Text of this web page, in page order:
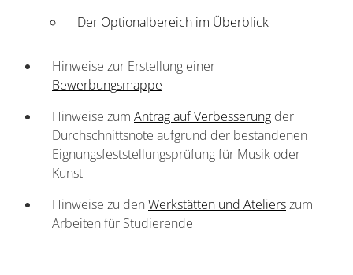
Der Optionalbereich im Überblick
Hinweise zur Erstellung einer
Bewerbungsmappe
Hinweise zum Antrag auf Verbesserung der
Durchschnittsnote aufgrund der bestandenen
Eignungsfeststellungsprüfung für Musik oder
Kunst
Hinweise zu den Werkstätten und Atelierszum
Arbeiten für Studierende